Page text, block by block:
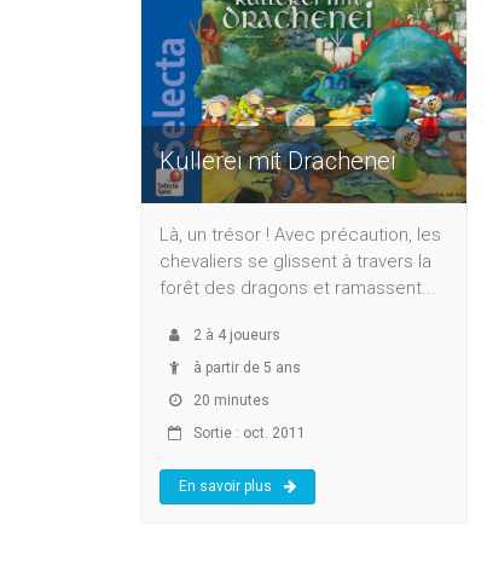
Kullerei mit Drachenei
Là, un trésor ! Avec précaution, les
chevaliers se glissent à travers la
forêt des dragons et ramassent...
2 à 4 joueurs
à partir de 5 ans
20 minutes
Sortie : oct. 2011
En savoir plus